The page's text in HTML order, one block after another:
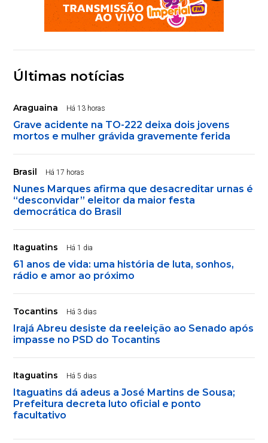
Últimas notícias
Araguaina Há 13 horas
Grave acidente na TO-222 deixa dois jovens
mortos e mulher grávida gravemente ferida
Brasil Há 17 horas
Nunes Marques afirma que desacreditar urnas é
“desconvidar” eleitor da maior festa
democrática do Brasil
Itaguatins Há 1 dia
61 anos de vida: uma história de luta, sonhos,
rádio e amor ao próximo
Tocantins Há 3 dias
Irajá Abreu desiste da reeleição ao Senado após
impasse no PSD do Tocantins
Itaguatins Há 5 dias
Itaguatins dá adeus a José Martins de Sousa;
Prefeitura decreta luto oficial e ponto
facultativo